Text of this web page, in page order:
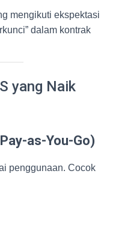
mengikuti ekspektasi
dalam kontrak
yang Naik
as-You-Go)
penggunaan. Cocok